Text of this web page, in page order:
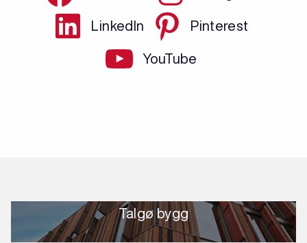
LinkedIn Pinterest
YouTube
Talgø bygg